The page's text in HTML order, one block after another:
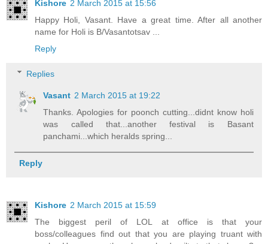
Kishore 2 March 2015 at 15:56
Happy Holi, Vasant. Have a great time. After all another
name for Holi is B/Vasantotsav ...
Reply
Replies
Vasant 2 March 2015 at 19:22
Thanks. Apologies for poonch cutting...didnt know holi
was called that...another festival is Basant
panchami...which heralds spring...
Reply
Kishore 2 March 2015 at 15:59
The biggest peril of LOL at office is that your
boss/colleagues find out that you are playing truant with